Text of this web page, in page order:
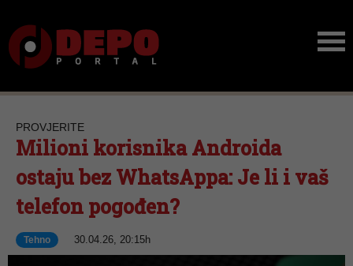
PROVJERITE
Milioni korisnika Androida
ostaju bez WhatsAppa: Je li i vaš
telefon pogođen?
Tehno 30.04.26, 20:15h